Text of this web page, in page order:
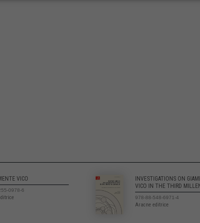
VICO
0978-6
INVESTIGATIONS ON
VICO IN THE THIRD
978-88-548-6971-4
Aracne editrice